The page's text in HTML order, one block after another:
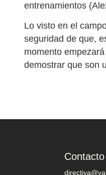
entrenamientos
Lo visto en el
seguridad de que,
momento
demostrar que son
Contacto